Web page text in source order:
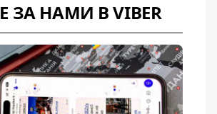
ЗА НАМИ В VIBER